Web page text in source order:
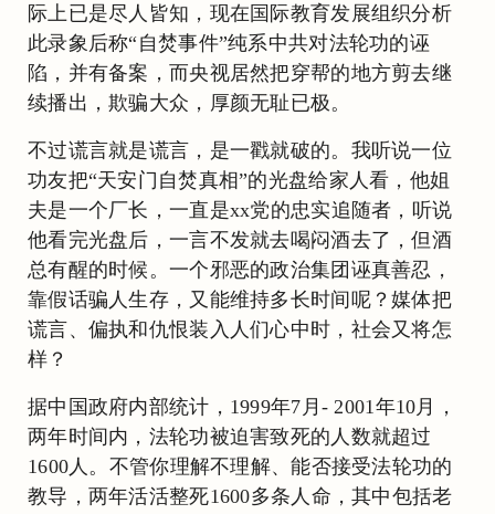
际上已是尽人皆知，现在国际教育发展组织分析
此录象后称“自焚事件”纯系中共对法轮功的诬
陷，并有备案，而央视居然把穿帮的地方剪去继
续播出，欺骗大众，厚颜无耻已极。
不过谎言就是谎言，是一戳就破的。我听说一位
功友把“天安门自焚真相”的光盘给家人看，他姐
夫是一个厂长，一直是xx党的忠实追随者，听说
他看完光盘后，一言不发就去喝闷酒去了，但酒
总有醒的时候。一个邪恶的政治集团诬真善忍，
靠假话骗人生存，又能维持多长时间呢？媒体把
谎言、偏执和仇恨装入人们心中时，社会又将怎
样？
据中国政府内部统计，1999年7月- 2001年10月，
两年时间内，法轮功被迫害致死的人数就超过
1600人。不管你理解不理解、能否接受法轮功的
教导，两年活活整死1600多条人命，其中包括老